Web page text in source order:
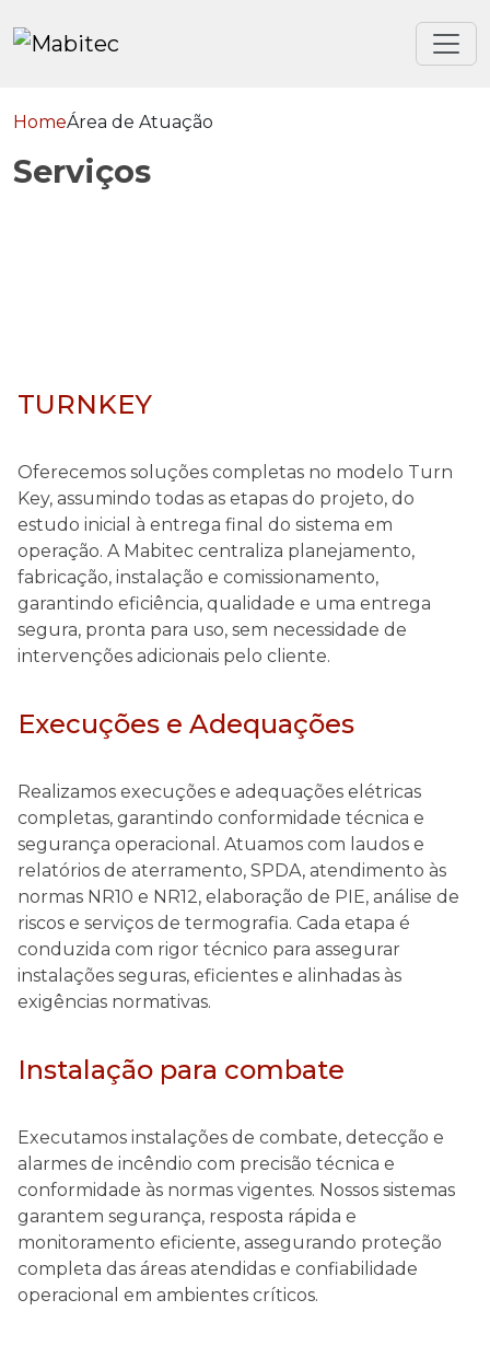
HomeÁrea de Atuação
Serviços
TURNKEY
Oferecemos soluções completas no modelo Turn
Key, assumindo todas as etapas do projeto, do
estudo inicial à entrega final do sistema em
operação. A Mabitec centraliza planejamento,
fabricação, instalação e comissionamento,
garantindo eficiência, qualidade e uma entrega
segura, pronta para uso, sem necessidade de
intervenções adicionais pelo cliente.
Execuções e Adequações
Realizamos execuções e adequações elétricas
completas, garantindo conformidade técnica e
segurança operacional. Atuamos com laudos e
relatórios de aterramento, SPDA, atendimento às
normas NR10 e NR12, elaboração de PIE, análise de
riscos e serviços de termografia. Cada etapa é
conduzida com rigor técnico para assegurar
instalações seguras, eficientes e alinhadas às
exigências normativas.
Instalação para combate
Executamos instalações de combate, detecção e
alarmes de incêndio com precisão técnica e
conformidade às normas vigentes. Nossos sistemas
garantem segurança, resposta rápida e
monitoramento eficiente, assegurando proteção
completa das áreas atendidas e confiabilidade
operacional em ambientes críticos.